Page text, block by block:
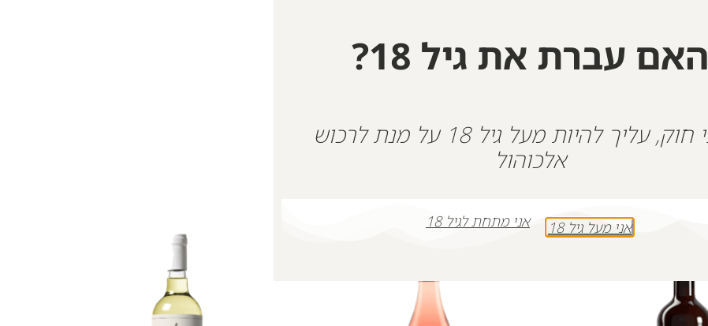
האם עברת את גיל 18?
על פי חוק, עליך להיות מעל גיל 18 על מנת לרכוש
אלכוהול
אני מעל גיל 18 אני מתחת לגיל 18